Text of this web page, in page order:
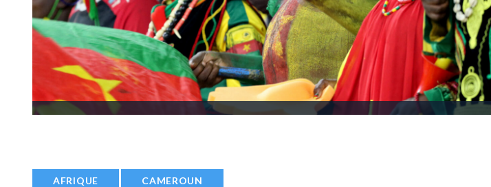
AFRIQUE CAMEROUN